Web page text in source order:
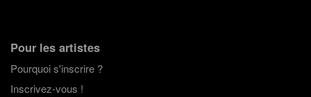
Pour les artistes
Pourquoi s'inscrire ?
Inscrivez-vous !